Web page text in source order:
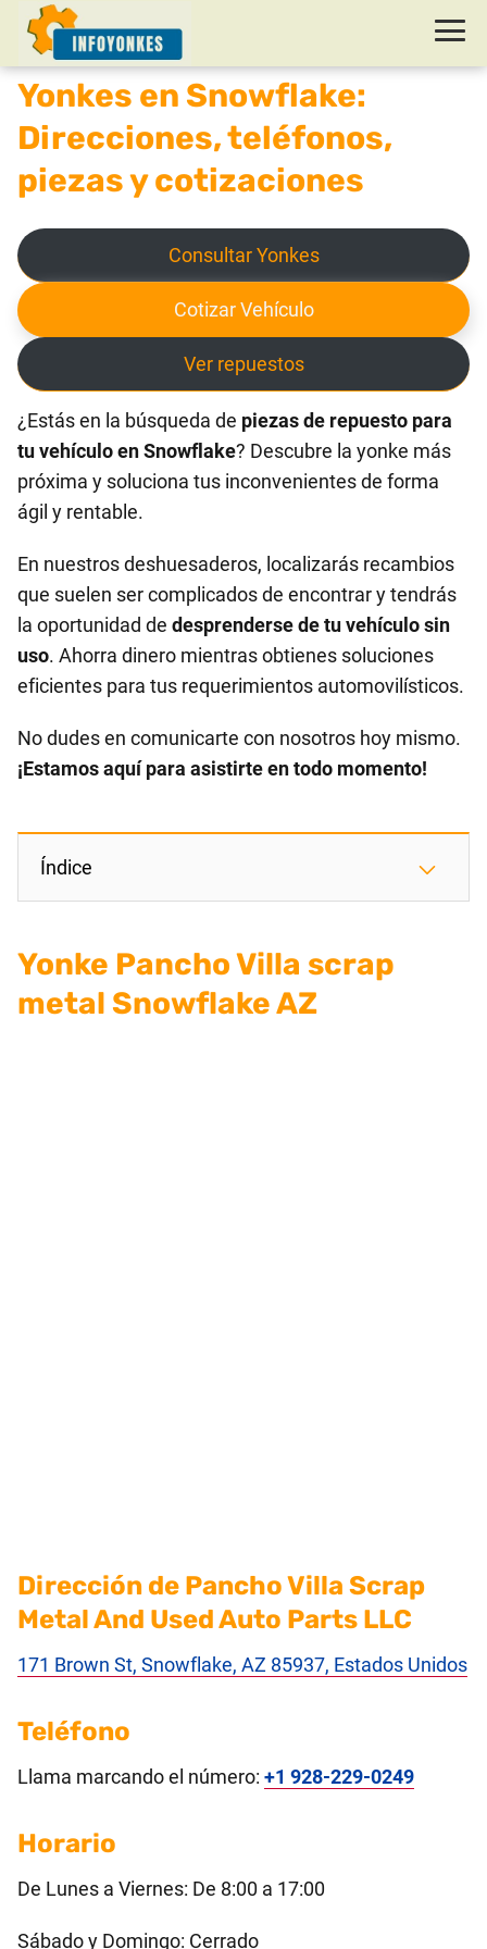
Yonkes en Snowflake:
Direcciones, teléfonos,
piezas y cotizaciones
Consultar Yonkes
Cotizar Vehículo
Ver repuestos
¿Estás en la búsqueda de piezas de repuesto para
tu vehículo en Snowflake? Descubre la yonke más
próxima y soluciona tus inconvenientes de forma
ágil y rentable.
En nuestros deshuesaderos, localizarás recambios
que suelen ser complicados de encontrar y tendrás
la oportunidad de desprenderse de tu vehículo sin
uso. Ahorra dinero mientras obtienes soluciones
eficientes para tus requerimientos automovilísticos.
No dudes en comunicarte con nosotros hoy mismo.
¡Estamos aquí para asistirte en todo momento!
Índice
Yonke Pancho Villa scrap
metal Snowflake AZ
Dirección de Pancho Villa Scrap
Metal And Used Auto Parts LLC
171 Brown St, Snowflake, AZ 85937, Estados Unidos
Teléfono
Llama marcando el número: +1 928-229-0249
Horario
De Lunes a Viernes: De 8:00 a 17:00
Sábado y Domingo: Cerrado